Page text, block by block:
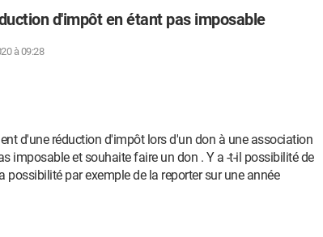
d'impôt en étant pas imposable
à 09:28
d'une réduction d'impôt lors d'un don à une association
imposable et souhaite faire un don . Y a -t-il possibilité de
possibilité par exemple de la reporter sur une année